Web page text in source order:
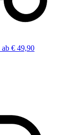
ab € 49,90